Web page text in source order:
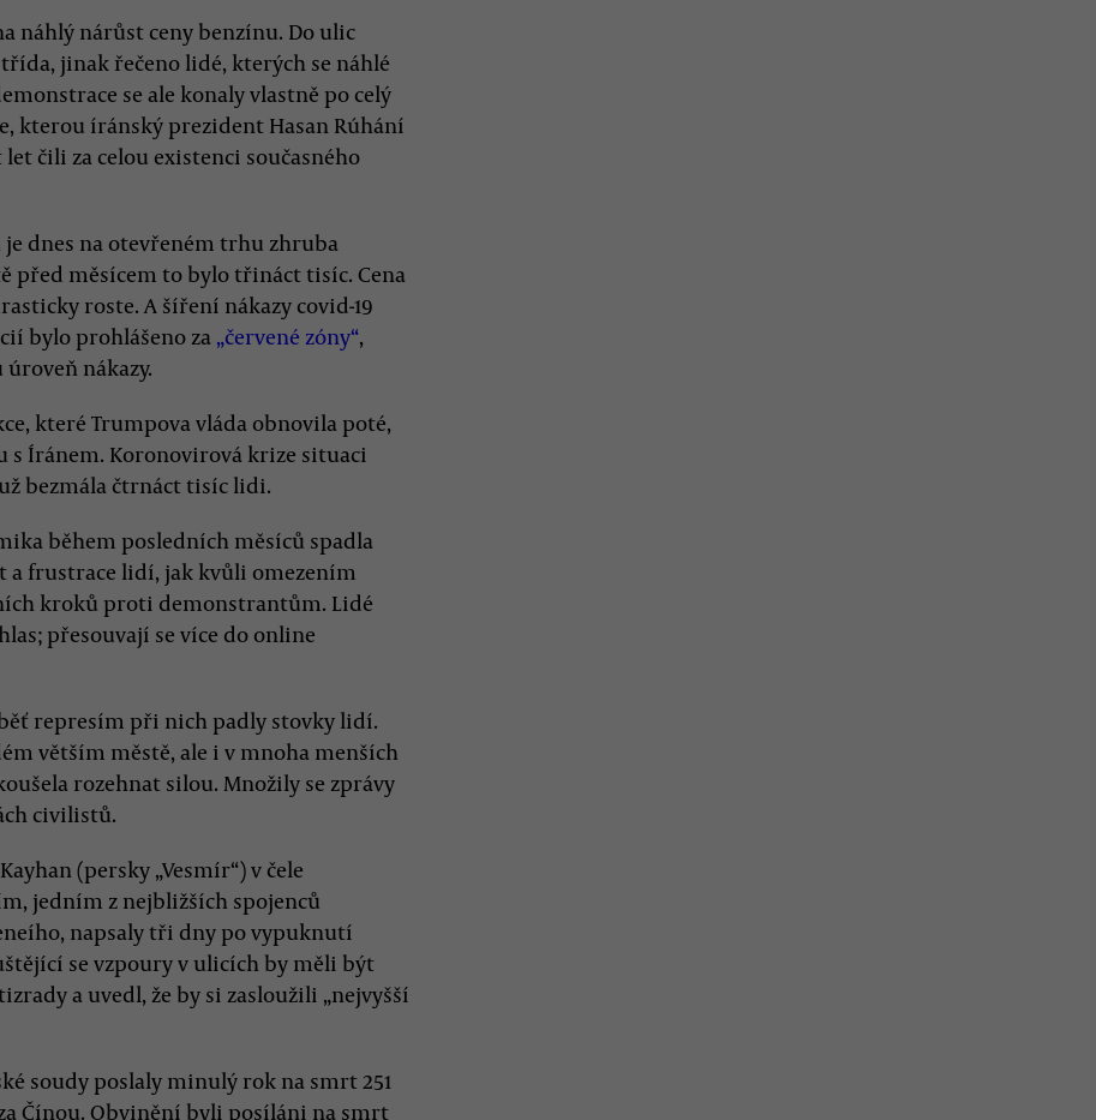
náhlý nárůst ceny benzínu. Do ulic
jinak řečeno lidé, kterých se náhlé
se ale konaly vlastně po celý
kterou íránský prezident Hasan Rúhání
čili za celou existenci současného
dnes na otevřeném trhu zhruba
před měsícem to bylo třináct tisíc. Cena
roste. A šíření nákazy covid-19
bylo prohlášeno za „červené zóny“,
nákazy.
které Trumpova vláda obnovila poté,
s Íránem. Koronovirová krize situaci
bezmála čtrnáct tisíc lidi.
během posledních měsíců spadla
a frustrace lidí, jak kvůli omezením
kroků proti demonstrantům. Lidé
přesouvají se více do online
represím při nich padly stovky lidí.
větším městě, ale i v mnoha menších
rozehnat silou. Množily se zprávy
civilistů.
(persky „Vesmír“) v čele
jedním z nejbližších spojenců
napsaly tři dny po vypuknutí
se vzpoury v ulicích by měli být
a uvedl, že by si zasloužili „nejvyšší
soudy poslaly minulý rok na smrt 251
Čínou. Obvinění byli posíláni na smrt